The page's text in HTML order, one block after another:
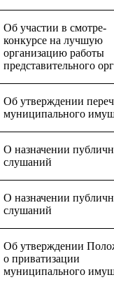
Об участии в смотре-
конкурсе на лучшую
организацию работы
представительного
Об утверждении
муниципального
О назначении
слушаний
О назначении
слушаний
Об утверждении
о приватизации
муниципального